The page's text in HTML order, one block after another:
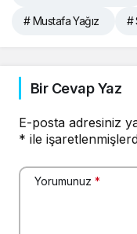
# Mustafa Yağız #
Bir Cevap Yaz
E-posta adresiniz
* ile
Yorumunuz *